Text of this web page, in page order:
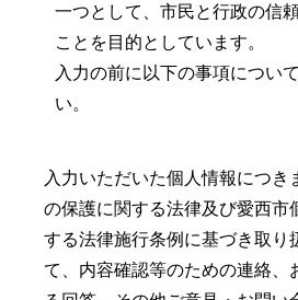
一つとして、市民と行政の信
ことを目的としています。
入力の前に以下の事項につい
い。
入力いただいた個人情報につき
の保護に関する法律及び愛西市
する法律施行条例に基づき取り
て、内容確認等のための連絡、